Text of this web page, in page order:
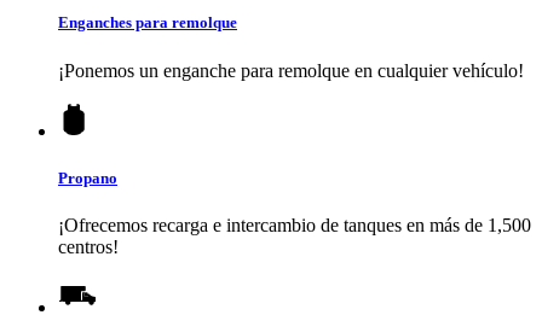
Enganches para remolque
¡Ponemos un enganche para remolque en cualquier vehículo!
Propano
¡Ofrecemos recarga e intercambio de tanques en más de 1,500
centros!